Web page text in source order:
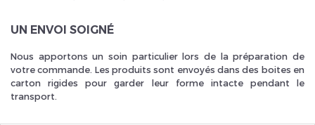
UN ENVOI SOIGNÉ
Nous apportons un soin particulier lors de la préparation de
votre commande. Les produits sont envoyés dans des boites en
carton rigides pour garder leur forme intacte pendant le
transport.